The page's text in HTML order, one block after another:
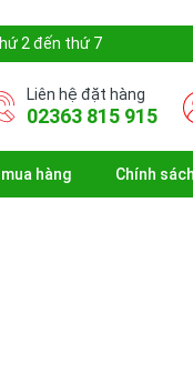
2 đến thứ 7
Liên hệ đặt hàng
02363 815 915
hàng Chính